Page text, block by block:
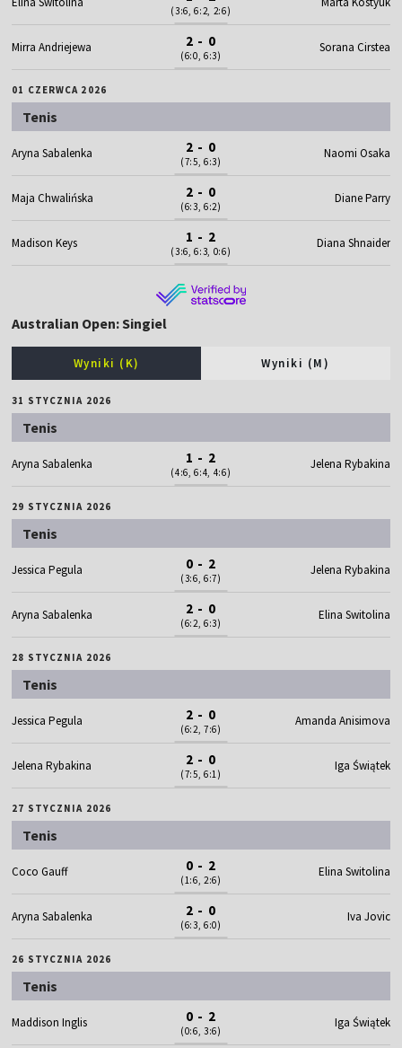
(3:6, 6:2, 2:6)
Mirra Andriejewa 2 - 0
(6:0, 6:3)
Sorana Cirstea
01 CZERWCA 2026
Tenis
Aryna Sabalenka 2 - 0
(7:5, 6:3)
Naomi Osaka
Maja Chwalińska 2 - 0
(6:3, 6:2)
Diane Parry
Madison Keys 1 - 2
(3:6, 6:3, 0:6)
Diana Shnaider
Australian Open: Singiel
Wyniki (K) Wyniki (M)
31 STYCZNIA 2026
Tenis
Aryna Sabalenka 1 - 2
(4:6, 6:4, 4:6)
Jelena Rybakina
29 STYCZNIA 2026
Tenis
Jessica Pegula 0 - 2
(3:6, 6:7)
Jelena Rybakina
Aryna Sabalenka 2 - 0
(6:2, 6:3)
Elina Switolina
28 STYCZNIA 2026
Tenis
Jessica Pegula 2 - 0
(6:2, 7:6)
Amanda Anisimova
Jelena Rybakina 2 - 0
(7:5, 6:1)
Iga Świątek
27 STYCZNIA 2026
Tenis
Coco Gauff 0 - 2
(1:6, 2:6)
Elina Switolina
Aryna Sabalenka 2 - 0
(6:3, 6:0)
Iva Jovic
26 STYCZNIA 2026
Tenis
Maddison Inglis 0 - 2
(0:6, 3:6)
Iga Świątek